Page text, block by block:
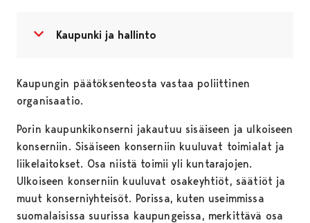
Avaa valikko
Sulje valikko
Kaupunki ja hallinto
Kaupungin päätöksenteosta vastaa poliittinen
organisaatio.
Porin kaupunkikonserni jakautuu sisäiseen ja ulkoiseen
konserniin. Sisäiseen konserniin kuuluvat toimialat ja
liikelaitokset. Osa niistä toimii yli kuntarajojen.
Ulkoiseen konserniin kuuluvat osakeyhtiöt, säätiöt ja
muut konserniyhteisöt. Porissa, kuten useimmissa
suomalaisissa suurissa kaupungeissa, merkittävä osa